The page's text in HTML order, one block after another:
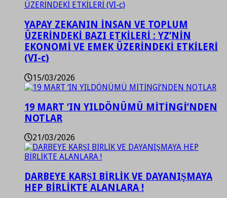
YAPAY ZEKANIN İNSAN VE TOPLUM
ÜZERİNDEKİ BAZI ETKİLERİ : YZ’NİN
EKONOMİ VE EMEK ÜZERİNDEKİ ETKİLERİ
(VI-c)
15/03/2026
19 MART ‘IN YILDÖNÜMÜ MİTİNGİ’NDEN
NOTLAR
21/03/2026
DARBEYE KARŞI BİRLİK VE DAYANIŞMAYA
HEP BİRLİKTE ALANLARA !